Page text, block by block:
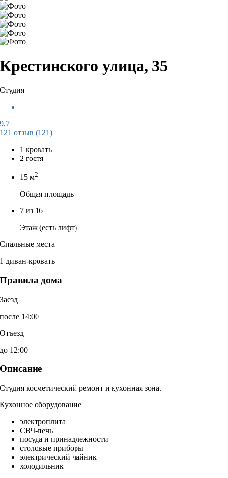
Крестинского улица, 35
Студия
9,7
121 отзыв (121)
1 кровать
2 гостя
15 м2
Общая площадь
7 из 16
Этаж (есть лифт)
Спальные места
1 диван-кровать
Правила дома
Заезд
после 14:00
Отъезд
до 12:00
Описание
Студия косметический ремонт и кухонная зона.
Кухонное оборудование
электроплита
СВЧ-печь
посуда и принадлежности
столовые приборы
электрический чайник
холодильник